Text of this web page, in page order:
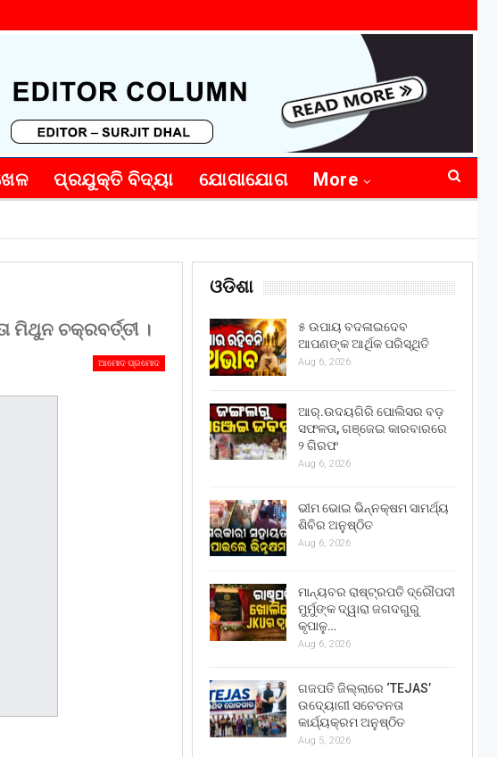
ପ୍ରଯୁକ୍ତି ବିଦ୍ୟା ଯୋଗାଯୋଗ More
ଚକ୍ରବର୍ତ୍ତୀ ।
ଆମୋଦ ପ୍ରମୋଦ
ଓଡିଶା
୫ ଉପାୟ ବଦଳାଇଦେବ
ଆପଣଙ୍କ ଆର୍ଥିକ ପରିସ୍ଥିତି
Aug 6, 2026
ଆର୍.ଉଦୟଗିରି ପୋଲିସର ବଡ଼
ସଫଳତା, ଗଞ୍ଜେଇ କାରବାରରେ
୨ ଗିରଫ
Aug 6, 2026
ଭୀମ ଭୋଇ ଭିନ୍ନକ୍ଷମ ସାମର୍ଥ୍ୟ
ଶିବିର ଅନୁଷ୍ଠିତ
Aug 6, 2026
ମାନ୍ୟବର ରାଷ୍ଟ୍ରପତି ଦ୍ରୌପଦୀ
ମୁର୍ମୁଙ୍କ ଦ୍ୱାରା ଜଗଦଗୁରୁ
କୃପାଳୁ…
Aug 6, 2026
ଗଜପତି ଜିଲ୍ଲାରେ ‘TEJAS’
ଉଦ୍ୟୋଗୀ ସଚେତନତା
କାର୍ଯ୍ୟକ୍ରମ ଅନୁଷ୍ଠିତ
Aug 5, 2026